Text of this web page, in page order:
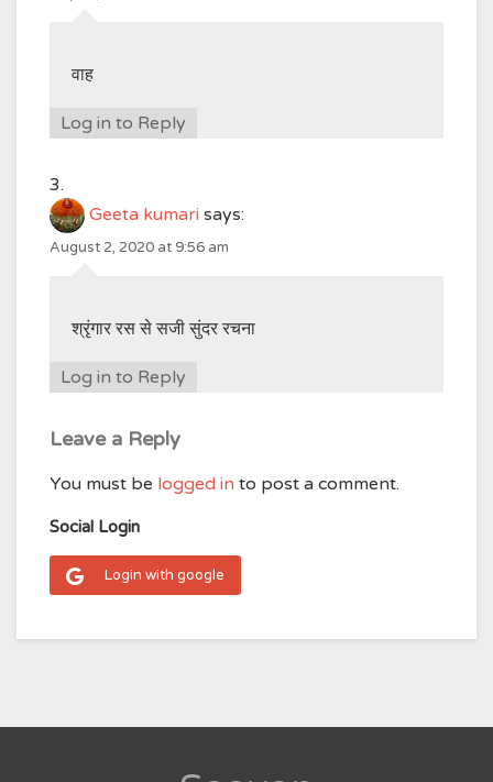
वाह
Log in to Reply
Geeta kumari says:
August 2, 2020 at 9:56 am
श्रृंगार रस से सजी सुंदर रचना
Log in to Reply
Leave a Reply
You must be logged in to post a comment.
Social Login
Login with google